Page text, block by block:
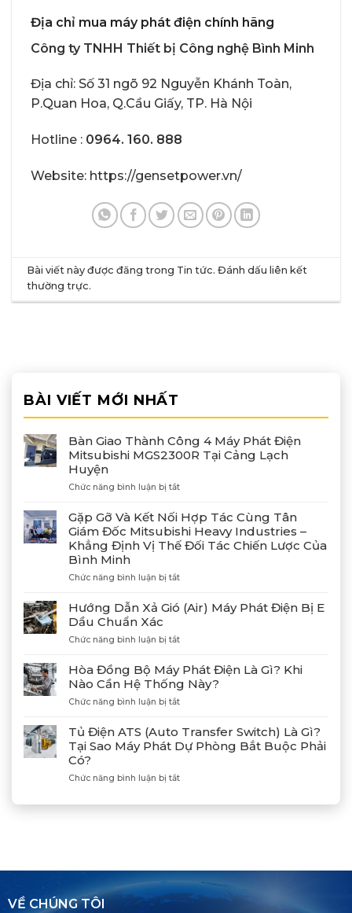
Địa chỉ mua máy phát điện chính hãng
Công ty TNHH Thiết bị Công nghệ Bình Minh
Địa chỉ: Số 31 ngõ 92 Nguyễn Khánh Toàn,
P.Quan Hoa, Q.Cầu Giấy, TP. Hà Nội
Hotline : 0964. 160. 888
Website: https://gensetpower.vn/
Bài viết này được đăng trong Tin tức. Đánh dấu liên kết
thường trực.
BÀI VIẾT MỚI NHẤT
Bàn Giao Thành Công 4 Máy Phát Điện
Mitsubishi MGS2300R Tại Cảng Lạch
Huyện
Chức năng bình luận bị tắtở
Giao
Thành
Công
4
Phát
MGS2300R
Cảng
Gặp Gỡ Và Kết Nối Hợp Tác Cùng Tân
Giám Đốc Mitsubishi Heavy Industries –
Khẳng Định Vị Thế Đối Tác Chiến Lược Của
Bình Minh
Chức năng bình luận bị tắtở
Gỡ
Và
Nối
Tác
Cùng
Tân
Giám
Mitsubishi
Heavy
Industries
Khẳng
Vị
Của
Bình
Minh
Hướng Dẫn Xả Gió (Air) Máy Phát Điện Bị E
Dầu Chuẩn Xác
Chức năng bình luận bị tắtở
Dẫn
Xả
Gió
(Air)
Phát
Bị
Dầu
Xác
Hòa Đồng Bộ Máy Phát Điện Là Gì? Khi
Nào Cần Hệ Thống Này?
Chức năng bình luận bị tắtở
Đồng
Bộ
Máy
Điện
Tủ Điện ATS (Auto Transfer Switch) Là Gì?
Tại Sao Máy Phát Dự Phòng Bắt Buộc Phải
Có?
Chức năng bình luận bị tắtở
Điện
Sao
VỀ CHÚNG TÔI